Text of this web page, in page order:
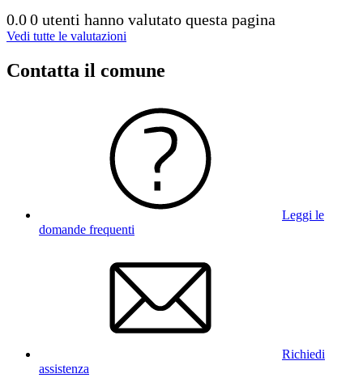
0.00 utenti hanno valutato questa pagina
Vedi tutte le valutazioni
Contatta il comune
Leggi le
domande frequenti
Richiedi
assistenza